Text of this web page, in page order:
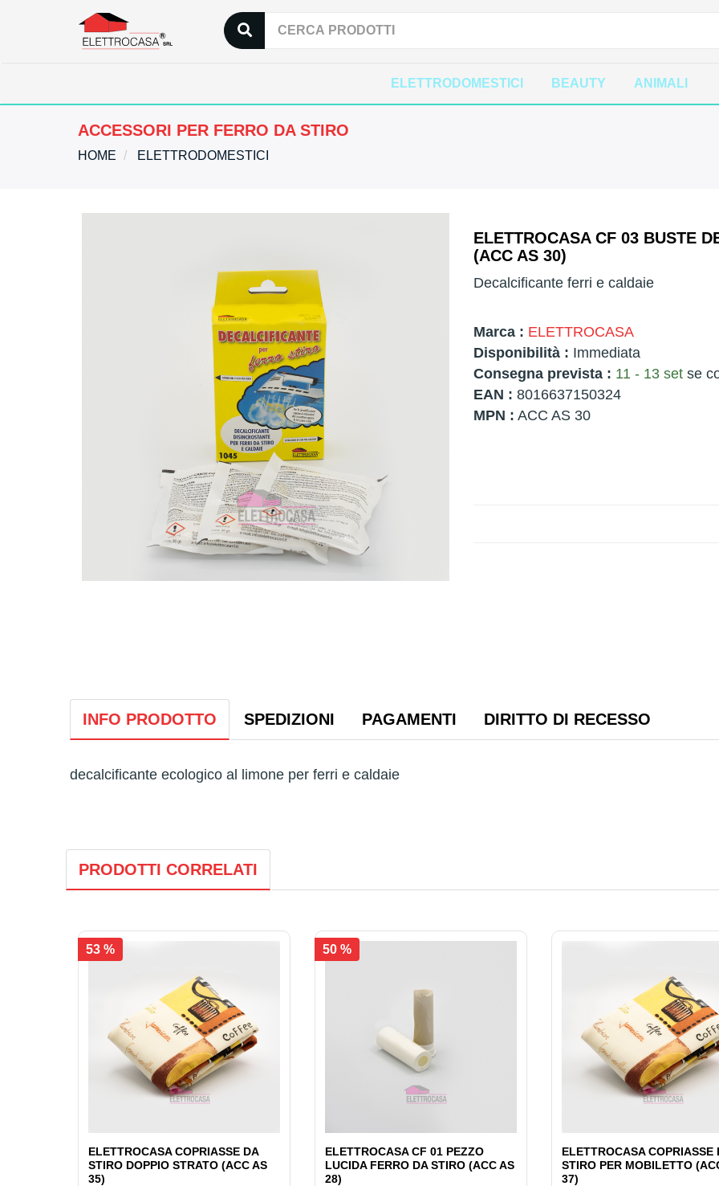
ELETTRODOMESTICI BEAUTY ANIMALI
ACCESSORI PER FERRO DA STIRO
HOME ELETTRODOMESTICI
ELETTROCASA CF 03 BUSTE
(ACC AS 30)
Decalcificante ferri e caldaie
Marca : ELETTROCASA
Disponibilità : Immediata
Consegna prevista : 11 - 13 setse
EAN : 8016637150324
MPN : ACC AS 30
INFO PRODOTTO SPEDIZIONI PAGAMENTI DIRITTO DI RECESSO
decalcificante ecologico al limone per ferri e caldaie
PRODOTTI CORRELATI
53 %
ELETTROCASA COPRIASSE DA
STIRO DOPPIO STRATO (ACC AS
35)
50 %
ELETTROCASA CF 01 PEZZO
LUCIDA FERRO DA STIRO (ACC AS
28)
ELETTROCASA COPRIASSE
STIRO PER MOBILETTO
37)